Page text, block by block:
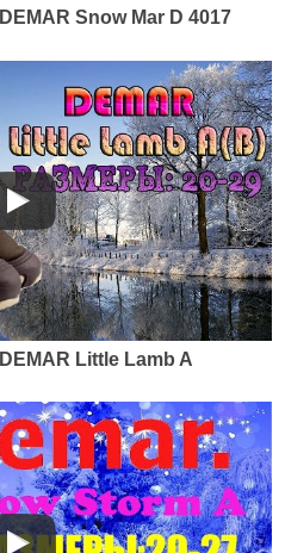
Snow Mar D 4017
Little Lamb A